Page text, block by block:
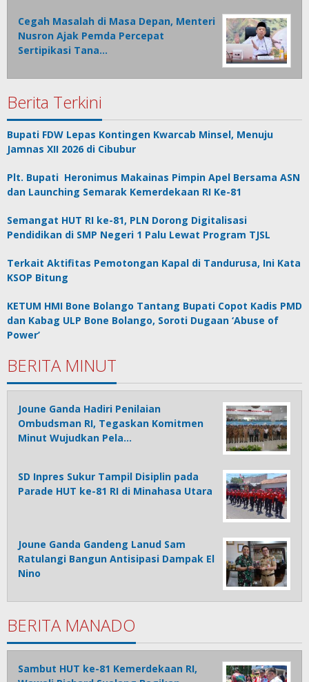
Cegah Masalah di Masa Depan, Menteri
Nusron Ajak Pemda Percepat
Sertipikasi Tana…
Berita Terkini
Bupati FDW Lepas Kontingen Kwarcab Minsel, Menuju
Jamnas XII 2026 di Cibubur
Plt. Bupati Heronimus Makainas Pimpin Apel Bersama ASN
dan Launching Semarak Kemerdekaan RI Ke-81
Semangat HUT RI ke-81, PLN Dorong Digitalisasi
Pendidikan di SMP Negeri 1 Palu Lewat Program TJSL
Terkait Aktifitas Pemotongan Kapal di Tandurusa, Ini Kata
KSOP Bitung
KETUM HMI Bone Bolango Tantang Bupati Copot Kadis PMD
dan Kabag ULP Bone Bolango, Soroti Dugaan ‘Abuse of
Power’
BERITA MINUT
Joune Ganda Hadiri Penilaian
Ombudsman RI, Tegaskan Komitmen
Minut Wujudkan Pela…
SD Inpres Sukur Tampil Disiplin pada
Parade HUT ke-81 RI di Minahasa Utara
Joune Ganda Gandeng Lanud Sam
Ratulangi Bangun Antisipasi Dampak El
Nino
BERITA MANADO
Sambut HUT ke-81 Kemerdekaan RI,